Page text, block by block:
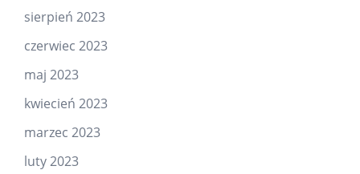
sierpień 2023
czerwiec 2023
maj 2023
kwiecień 2023
marzec 2023
luty 2023